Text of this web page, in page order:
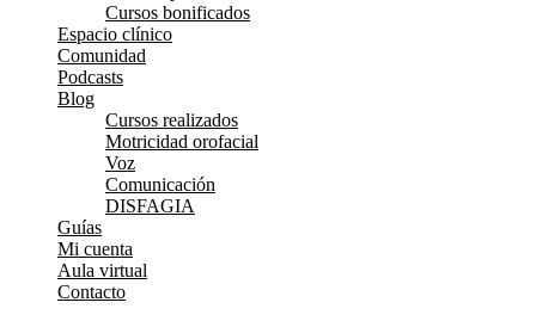
Cursos bonificados
Espacio clínico
Comunidad
Podcasts
Blog
Cursos realizados
Motricidad orofacial
Voz
Comunicación
DISFAGIA
Guías
Mi cuenta
Aula virtual
Contacto